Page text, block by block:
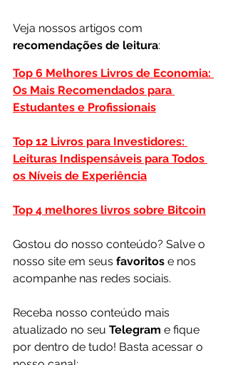
Veja nossos artigos com
recomendações de leitura:
Top 6 Melhores Livros de Economia:
Os Mais Recomendados para
Estudantes e Profissionais
Top 12 Livros para Investidores:
Leituras Indispensáveis para Todos
os Níveis de Experiência
Top 4 melhores livros sobre Bitcoin
Gostou do nosso conteúdo? Salve o
nosso site em seus favoritos e nos
acompanhe nas redes sociais.
Receba nosso conteúdo mais
atualizado no seu Telegram e fique
por dentro de tudo! Basta acessar o